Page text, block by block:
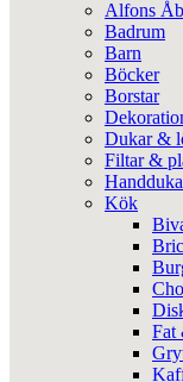
Alfons
Badrum
Barn
Böcker
Borstar
Dukar &
Filtar &
Kök
Fat